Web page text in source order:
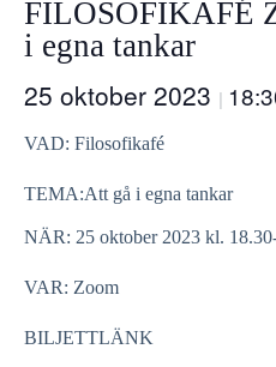
FILOSOFIKAFÉ
i egna tankar
25 oktober 2023 |
VAD: Filosofikafé
TEMA:Att gå i egna tankar
NÄR: 25 oktober 2023 kl.
VAR: Zoom
BILJETTLÄNK